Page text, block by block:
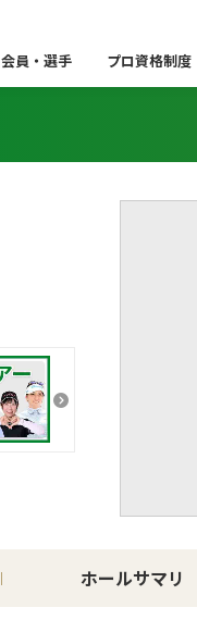
会員・選手 プロ資格制度
ホールサマリ